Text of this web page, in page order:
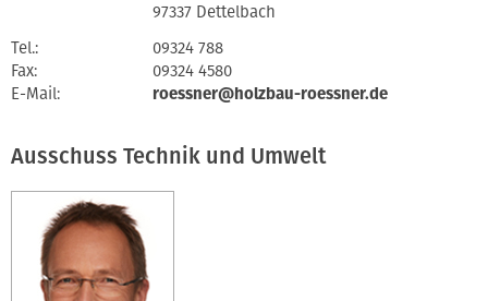
97337 Dettelbach
Tel.:
09324 788
Fax:
09324 4580
E-Mail:
roessner@holzbau-roessner.de
Ausschuss Technik und Umwelt